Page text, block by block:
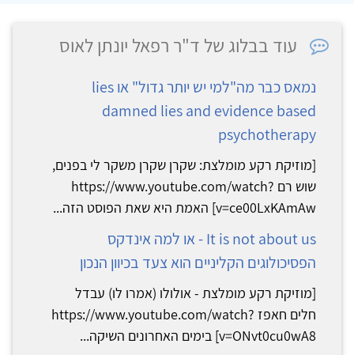
עוד בבלוג של ד"ר רפאל יונתן לאוס
נמאס כבר מה"למי יש יותר גדול" או lies
damned lies and evidence based
psychotherapy
[מוזיקת רקע מומלצת: שקרן שקרן משקר לי בפנים,
שוש רם https://www.youtube.com/watch?
v=ce00LxKAmAw] האמת היא שאת הפוסט הזה...
It is not about us - או למה אינדקס
הפסיכולוגים הקליניים הוא צעד בכיוון הנכון
[מוזיקת רקע מומלצת - אולולו (אמרו לו) עבדל
חלים חאפז https://www.youtube.com/watch?
v=ONvt0cu0wA8] בימים האחרונים השיקה...